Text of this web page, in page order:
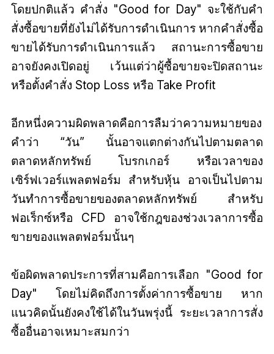
โดยปกติแล้ว คำสั่ง "Good for Day" จะใช้กับคำ
สั่งซื้อขายที่ยังไม่ได้รับการดำเนินการ หากคำสั่งซื้อ
ขายได้รับการดำเนินการแล้ว สถานะการซื้อขาย
อาจยังคงเปิดอยู่ เว้นแต่ว่าผู้ซื้อขายจะปิดสถานะ
หรือตั้งคำสั่ง Stop Loss หรือ Take Profit
อีกหนึ่งความผิดพลาดคือการลืมว่าความหมายของ
คำว่า “วัน” นั้นอาจแตกต่างกันไปตามตลาด
ตลาดหลักทรัพย์ โบรกเกอร์ หรือเวลาของ
เซิร์ฟเวอร์แพลตฟอร์ม สำหรับหุ้น อาจเป็นไปตาม
วันทำการซื้อขายของตลาดหลักทรัพย์ สำหรับ
ฟอเร็กซ์หรือ CFD อาจใช้กฎของช่วงเวลาการซื้อ
ขายของแพลตฟอร์มนั้นๆ
ข้อผิดพลาดประการที่สามคือการเลือก "Good for
Day" โดยไม่คิดถึงการตั้งค่าการซื้อขาย หาก
แนวคิดนั้นยังคงใช้ได้ในวันพรุ่งนี้ ระยะเวลาการสั่ง
ซื้ออื่นอาจเหมาะสมกว่า